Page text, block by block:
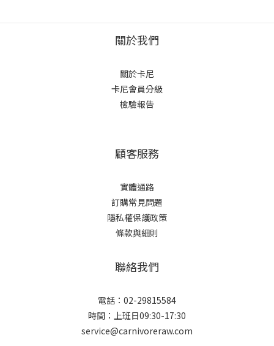
關於我們
關於卡尼
卡尼會員分級
檢驗報告
顧客服務
實體通路
訂購常見問題
隱私權保護政策
條款與細則
聯絡我們
電話：02-29815584
時間：上班日09:30-17:30
service@carnivoreraw.com